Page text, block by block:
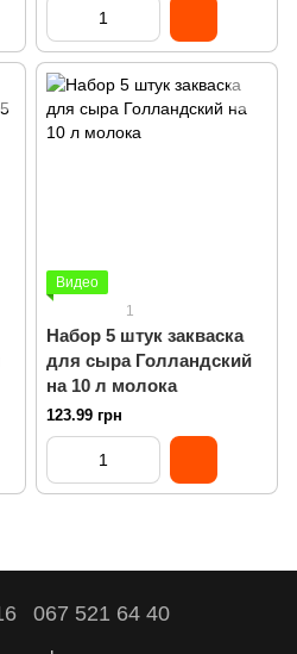
Видео
1
Набор 5 штук закваска
для сыра Голландский
на 10 л молока
123.99 грн
067 521 64 40